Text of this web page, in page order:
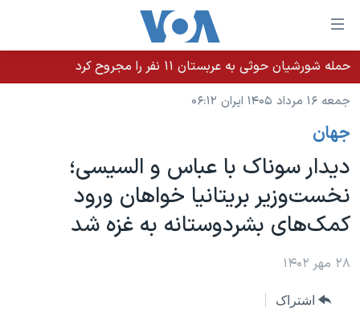
لینکهای
قابل
دسترسی
جهش
محتوای
اصلی
جهش
به
صفحه
جهش
خانه
نسخه سبک وب‌سایت
موضوع ها
ایران
آمریکا
جهان
ورزشی
برنامه های تلویزیونی
جدول برنامه ها
صفحه‌های ویژه
جام جهانی ۲۰۲۶
فرکانس‌های صدای آمریکا
پخش رادیویی
حمله شورشیان حوثی به عربستان ۱۱ نفر را مجروح کرد
جمعه ۱۶ مرداد ۱۴۰۵ ایران ۰۶:۱۲
جهان
دیدار سوناک با عباس و السیسی؛
نخست‌وزیر بریتانیا خواهان ورود
کمک‌های بشردوستانه به غزه شد
۲۸ مهر ۱۴۰۲
اشتراک